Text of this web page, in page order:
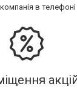
в телефоні